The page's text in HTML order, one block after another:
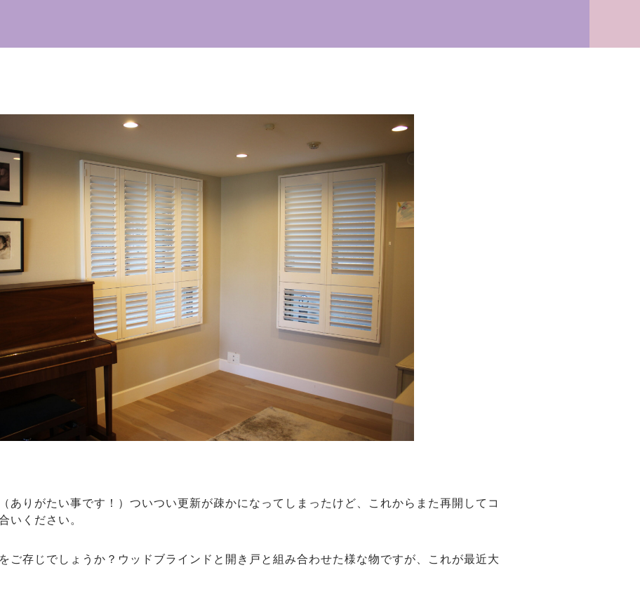
ありがたい事です！）ついつい更新が疎かになってしまったけど、これからまた再開してコ
いください。
ご存じでしょうか？ウッドブラインドと開き戸と組み合わせた様な物ですが、これが最近大